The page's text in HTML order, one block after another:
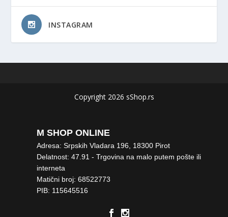
INSTAGRAM
Copyright 2026 sShop.rs
M SHOP ONLINE
Adresa: Srpskih Vladara 196, 18300 Pirot
Delatnost: 47.91 - Trgovina na malo putem pošte ili
interneta
Matični broj: 68522773
PIB: 115645516